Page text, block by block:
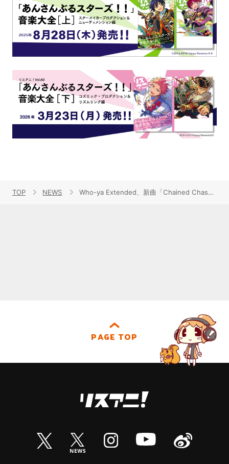
TOP NEWS Who-ya Extended、新曲「Chained Chase」がスマートフォンゲーム『呪術廻戦 ファントムパレード』オリジナルストーリー呪獄島編の主題歌に決定！
PAGE TOP